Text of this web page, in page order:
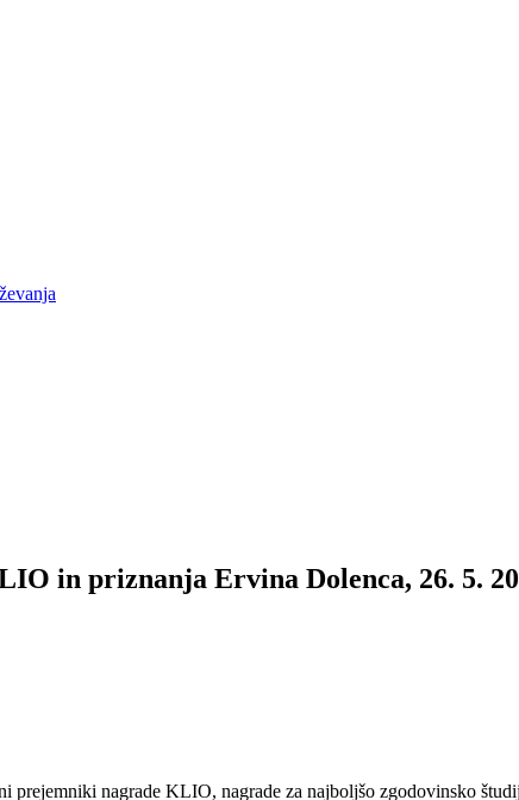
in priznanja Ervina Dolenca, 26. 5.
prejemniki nagrade KLIO, nagrade za najboljšo zgodovinsko